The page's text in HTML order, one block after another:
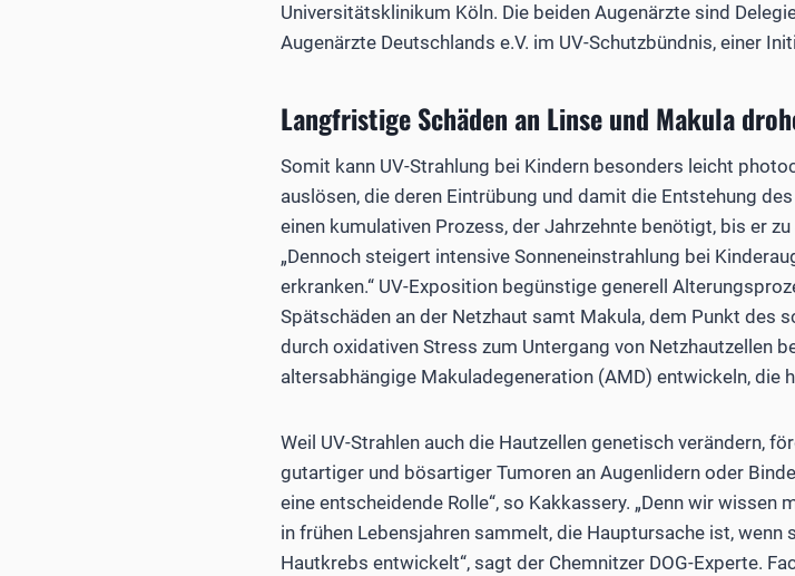
Universitätsklinikum Köln. Die beiden Augenärzte sind
Augenärzte Deutschlands e.V. im UV-Schutzbündnis, einer
Langfristige Schäden an Linse und Makula
Somit kann UV-Strahlung bei Kindern besonders leicht
auslösen, die deren Eintrübung und damit die Entstehung
einen kumulativen Prozess, der Jahrzehnte benötigt, bis er
„Dennoch steigert intensive Sonneneinstrahlung bei
erkranken.“ UV-Exposition begünstige generell
Spätschäden an der Netzhaut samt Makula, dem Punkt des
durch oxidativen Stress zum Untergang von Netzhautzellen
altersabhängige Makuladegeneration (AMD) entwickeln, die
Weil UV-Strahlen auch die Hautzellen genetisch verändern,
gutartiger und bösartiger Tumoren an Augenlidern oder
eine entscheidende Rolle“, so Kakkassery. „Denn wir
in frühen Lebensjahren sammelt, die Hauptursache ist,
Hautkrebs entwickelt“, sagt der Chemnitzer DOG-Experte.